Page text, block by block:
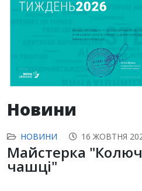
Новини
НОВИНИ 16 ЖОВТНЯ
Майстерка
чашці"